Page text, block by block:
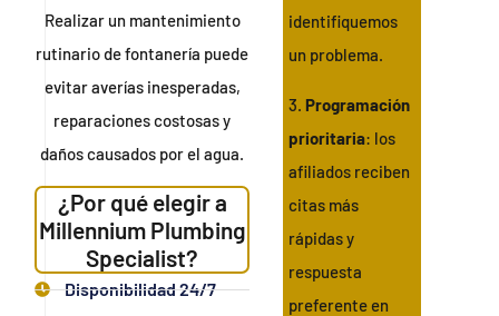
Realizar un mantenimiento
rutinario de fontanería puede
evitar averías inesperadas,
reparaciones costosas y
daños causados por el agua.
¿Por qué elegir a
Millennium Plumbing
Specialist?
Disponibilidad 24/7
identifiquemos
un problema.
3. Programación
prioritaria: los
afiliados reciben
citas más
rápidas y
respuesta
preferente en